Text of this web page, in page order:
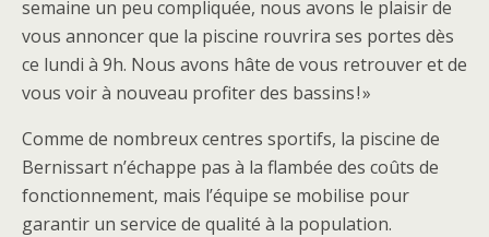
semaine un peu compliquée, nous avons le plaisir de
vous annoncer que la piscine rouvrira ses portes dès
ce lundi à 9h. Nous avons hâte de vous retrouver et de
vous voir à nouveau profiter des bassins ! »
Comme de nombreux centres sportifs, la piscine de
Bernissart n’échappe pas à la flambée des coûts de
fonctionnement, mais l’équipe se mobilise pour
garantir un service de qualité à la population.